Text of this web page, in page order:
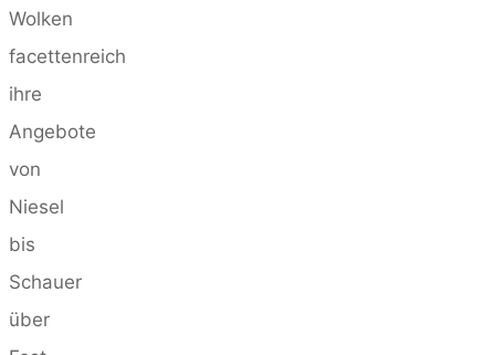
Wolken
facettenreich
ihre
Angebote
von
Niesel
bis
Schauer
über